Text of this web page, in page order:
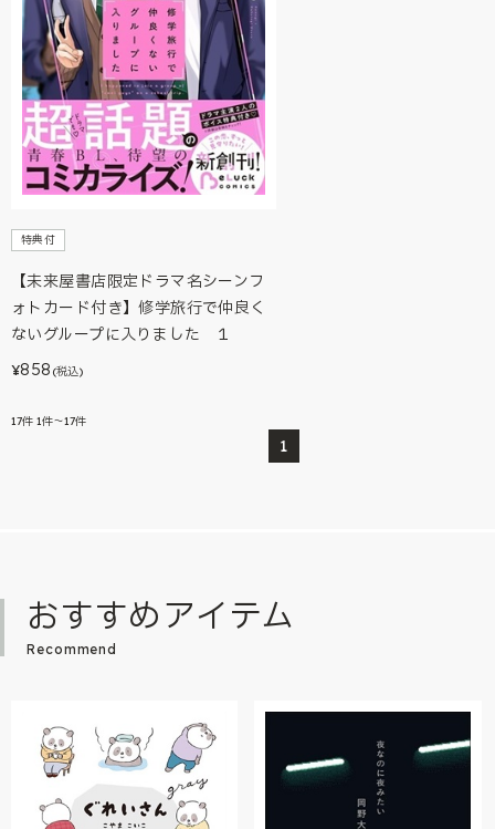
特典付
【未来屋書店限定ドラマ名シーンフ
ォトカード付き】修学旅行で仲良く
ないグループに入りました １
¥858 (税込)
17件 1件～17件
1
おすすめアイテム
Recommend